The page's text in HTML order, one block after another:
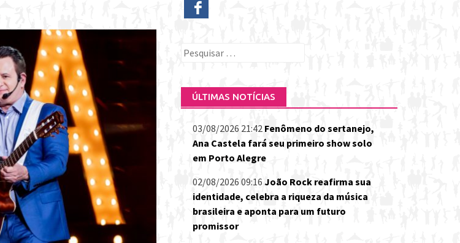
Pesquisar
ÚLTIMAS NOTÍCIAS
03/08/2026 21:42 Fenômeno do sertanejo,
Ana Castela fará seu primeiro show solo
em Porto Alegre
02/08/2026 09:16 João Rock reafirma sua
identidade, celebra a riqueza da música
brasileira e aponta para um futuro
promissor